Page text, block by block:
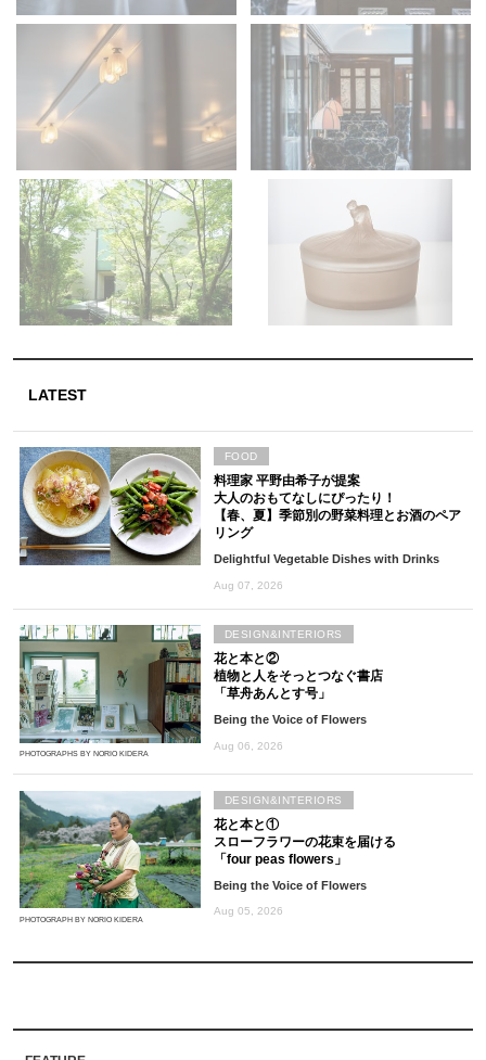
LATEST
料理家 平野由希子が提案
大人のおもてなしにぴったり！
【春、夏】季節別の野菜料理とお酒のペア
リング
Delightful Vegetable Dishes with Drinks
Aug 07, 2026
FOOD
PHOTOGRAPHS BY NORIO KIDERA
花と本と②
植物と人をそっとつなぐ書店
「草舟あんとす号」
Being the Voice of Flowers
Aug 06, 2026
DESIGN&INTERIORS
PHOTOGRAPH BY NORIO KIDERA
花と本と①
スローフラワーの花束を届ける
「four peas flowers」
Being the Voice of Flowers
Aug 05, 2026
DESIGN&INTERIORS